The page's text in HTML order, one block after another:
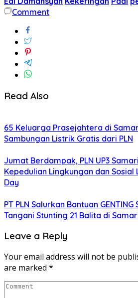
Comment
Read Also
65 Keluarga Prasejahtera di
Sambungan Listrik Gratis dari PLN
Jumat Berdampak, PLN UP3
Kepedulian Lingkungan dan Sosial
Day
PT PLN Salurkan Bantuan GENTING
Tangani Stunting 21 Balita di
Leave a Reply
Your email address will not be
are marked *